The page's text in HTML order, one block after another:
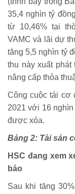
35,4 nghìn tỷ
từ 10,46% tại
VAMC và lãi dự
tăng 5,5 nghìn tỷ
thu này xuất
nâng cấp thỏa
Công cuộc tái cơ
2021 với 16
được xóa.
Bảng 2: Tài sản
HSC đang xem
báo
Sau khi tăng